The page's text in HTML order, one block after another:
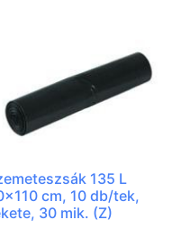
135 L
cm, 10 db/tek,
30 mik. (Z)